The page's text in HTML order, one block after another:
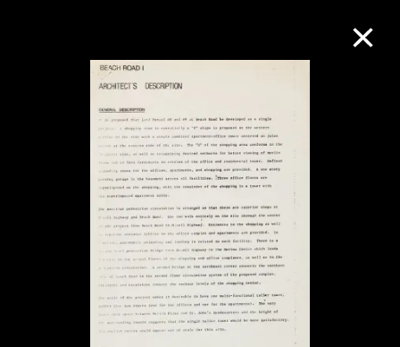
M+藏品
進一步篩選
關於M+藏品
探索世界頂級的二十及二十一世紀視覺